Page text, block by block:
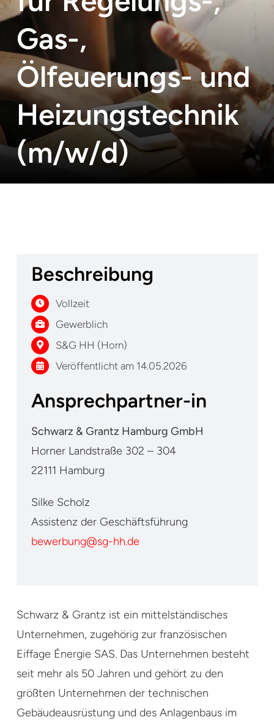
Gas-,
Ölfeuerungs- und
Heizungstechnik
(m/w/d)
Beschreibung
Vollzeit
Gewerblich
S&G HH (Horn)
Veröffentlicht am 14.05.2026
Ansprechpartner-in
Schwarz & Grantz Hamburg GmbH
Horner Landstraße 302 – 304
22111 Hamburg
Silke Scholz
Assistenz der Geschäftsführung
bewerbung@sg-hh.de
Schwarz & Grantz ist ein mittelständisches
Unternehmen, zugehörig zur französischen
Eiffage Énergie SAS. Das Unternehmen besteht
seit mehr als 50 Jahren und gehört zu den
größten Unternehmen der technischen
Gebäudeausrüstung und des Anlagenbaus im